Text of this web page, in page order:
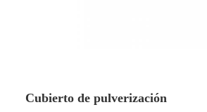
Cubierto de pulverización